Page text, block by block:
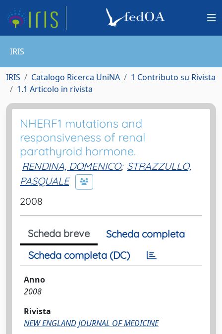
IRIS
IRIS Catalogo Ricerca UniNA
1 Contributo su Rivista
1.1 Articolo in rivista
NHERF1 mutations and
responsiveness of renal
parathyroid hormone.
RENDINA, DOMENICO; STRAZZULLO,
PASQUALE
2008
Scheda breve
Scheda completa
Scheda completa (DC)
Anno
2008
Rivista
NEW ENGLAND JOURNAL OF MEDICINE